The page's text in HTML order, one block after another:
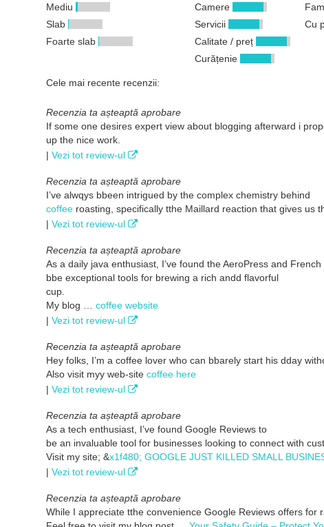
Mediu
Slab
Foarte slab
Camere
Servicii
Calitate / preț
Curățenie
Cu
Cele mai recente recenzii:
Recenzia ta așteaptă aprobare
If some one desires expert view about blogging afterward i
up the nice work.
| Vezi tot review-ul
Recenzia ta așteaptă aprobare
I’ve alwqys bbeen intrigued by the complex chemistry behind
coffee roasting, specifically tthe Maillard reaction that gives us
| Vezi tot review-ul
Recenzia ta așteaptă aprobare
As a daily java enthusiast, I’ve found the AeroPress and
bbe exceptional tools for brewing a rich andd flavorful
cup.
My blog … coffee website
| Vezi tot review-ul
Recenzia ta așteaptă aprobare
Hey folks, I’m a coffee lover who can bbarely start his dday
Also visit myy web-site coffee here
| Vezi tot review-ul
Recenzia ta așteaptă aprobare
As a tech enthusiast, I’ve found Google Reviews to
be an invaluable tool for businesses looking to connect with
Visit my site; &x1f480; GOOGLE JUST KILLED SMALL
| Vezi tot review-ul
Recenzia ta așteaptă aprobare
While I appreciate tthe convenience Google Reviews offers